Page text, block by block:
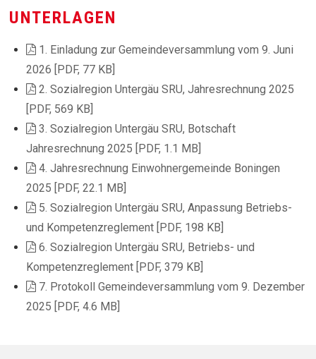
UNTERLAGEN
1. Einladung zur Gemeindeversammlung vom 9. Juni
2026 [PDF, 77 KB]
2. Sozialregion Untergäu SRU, Jahresrechnung 2025
[PDF, 569 KB]
3. Sozialregion Untergäu SRU, Botschaft
Jahresrechnung 2025 [PDF, 1.1 MB]
4. Jahresrechnung Einwohnergemeinde Boningen
2025 [PDF, 22.1 MB]
5. Sozialregion Untergäu SRU, Anpassung Betriebs-
und Kompetenzreglement [PDF, 198 KB]
6. Sozialregion Untergäu SRU, Betriebs- und
Kompetenzreglement [PDF, 379 KB]
7. Protokoll Gemeindeversammlung vom 9. Dezember
2025 [PDF, 4.6 MB]